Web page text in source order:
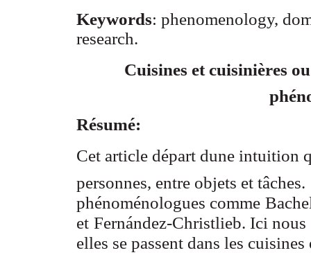
Keywords: phenomenology,
research.
Cuisines et cuisinières
Résumé:
Cet article départ dune intuition
personnes, entre objets et tâches.
phénoménologues comme
et Fernández-Christlieb. Ici nous
elles se passent dans les cuisines